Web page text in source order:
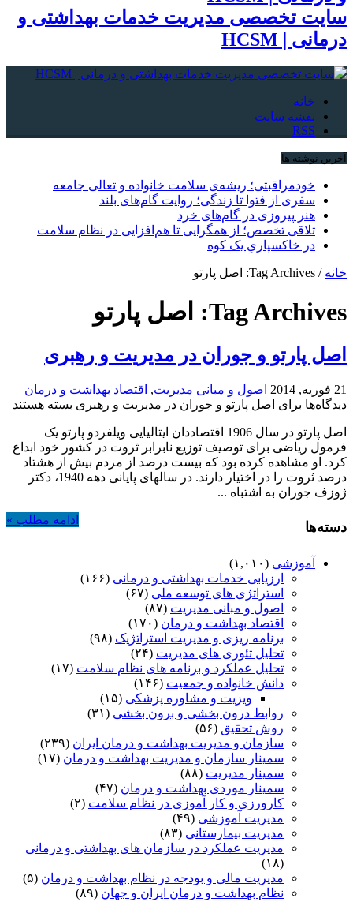
سایت تخصصی مدیریت خدمات بهداشتی و
درمانی | HCSM
خانه
نقشه سایت
RSS
آخرین نوشته ها
خودمراقبتی؛ ریشه‌ی سلامت خانواده و تعالی جامعه
سفری از فتوا تا زندگی؛ روایت گام‌های بلند
هنر پیروزی در گام‌های خرد
تلاقی تخصص؛ از همگرایی تا هم‌افزایی در نظام سلامت
در خاکسپاریِ یک کوه
خانه / Tag Archives: اصل پارتو
Tag Archives: اصل پارتو
اصل پارتو و جوران در مدیریت و رهبری
21 فوریه, 2014 اصول و مبانی مدیریت, اقتصاد بهداشت و درمان
دیدگاه‌ها برای اصل پارتو و جوران در مدیریت و رهبری بسته هستند
اصل پارتو در سال 1906 اقتصاددان ایتالیایی ویلفردو پارتو یک
فرمول ریاضی برای توصیف توزیع نابرابر ثروت در کشور خود ابداع
کرد. او مشاهده کرده بود که بیست درصد از مردم بیش از هشتاد
درصد ثروت را در اختیار دارند. در سالهای پایانی دهه 1940، دکتر
ژوزف جوران به اشتباه ...
ادامه مطلب » دسته‌ها
آموزشی (۱,۰۱۰)
ارزیابی خدمات بهداشتی و درمانی (۱۶۶)
استراتژی های توسعه ملی (۶۷)
اصول و مبانی مدیریت (۸۷)
اقتصاد بهداشت و درمان (۱۷۰)
برنامه ریزی و مدیریت استراتژیک (۹۸)
تحلیل تئوری های مدیریت (۲۴)
تحلیل عملکرد و برنامه های نظام سلامت (۱۷)
دانش خانواده و جمعیت (۱۴۶)
ویزیت و مشاوره پزشکی (۱۵)
روابط درون بخشی و برون بخشی (۳۱)
روش تحقیق (۵۶)
سازمان و مدیریت بهداشت و درمان ایران (۲۳۹)
سمینار سازمان و مدیریت بهداشت و درمان (۱۷)
سمینار مدیریت (۸۸)
سمینار موردی بهداشت و درمان (۴۷)
کارورزی و کار آموزی در نظام سلامت (۲)
مدیریت آموزشی (۴۹)
مدیریت بیمارستانی (۸۳)
مدیریت عملکرد در سازمان های بهداشتی و درمانی
(۱۸)
مدیریت مالی و بودجه در نظام بهداشت و درمان (۵)
نظام بهداشت و درمان ایران و جهان (۸۹)